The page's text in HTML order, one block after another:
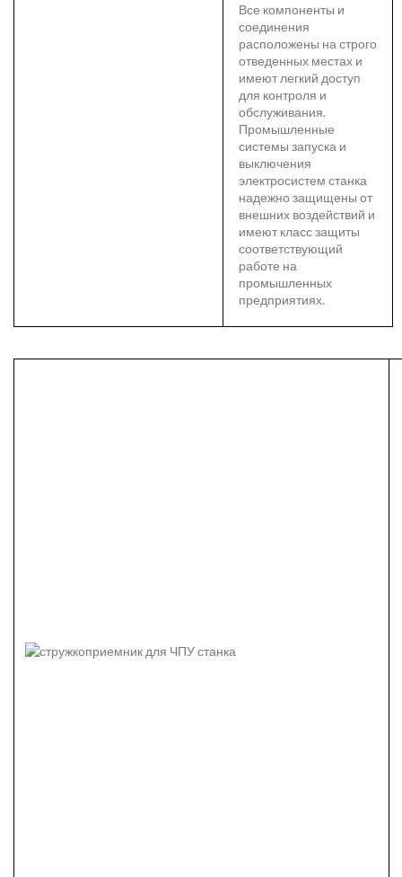
Все компоненты и
соединения
расположены на строго
отведенных местах и
имеют легкий доступ
для контроля и
обслуживания.
Промышленные
системы запуска и
выключения
электросистем станка
надежно защищены от
внешних воздействий и
имеют класс защиты
соответствующий
работе на
промышленных
предприятиях.